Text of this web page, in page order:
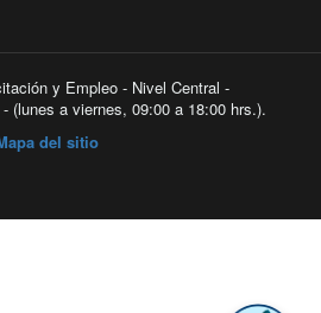
y Empleo - Nivel Central -
(lunes a viernes, 09:00 a 18:00 hrs.).
del sitio